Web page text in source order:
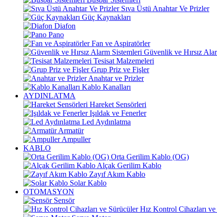
Sıva Üstü Anahtar Ve Prizler
Güç Kaynakları
Diafon
Pano
Fan ve Aspiratörler
Güvenlik ve Hırsız
Tesisat Malzemeleri
Grup Priz ve Fişler
Anahtar ve Prizler
Kablo Kanalları
AYDINLATMA
Hareket Sensörleri
Işıldak ve Fenerler
Led Aydınlatma
Armatür
Ampuller
KABLO
Orta Gerilim Kablo (OG)
Alçak Gerilim Kablo
Zayıf Akım Kablo
Solar Kablo
OTOMASYON
Sensör
Hız Kontrol Cihazları